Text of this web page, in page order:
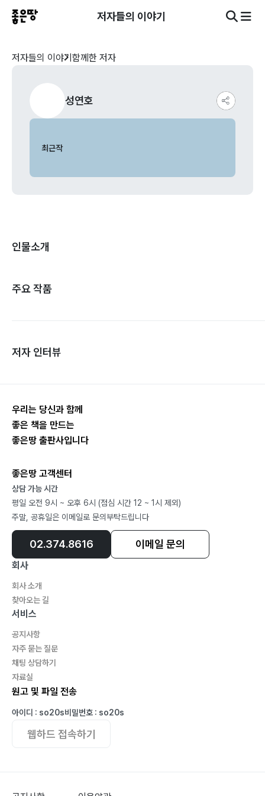
저자들의 이야기
저자들의 이야기 함께한 저자
성연호
최근작
인물소개
주요 작품
저자 인터뷰
우리는 당신과 함께
좋은 책을 만드는
좋은땅 출판사입니다
좋은땅 고객센터
상담 가능 시간
평일 오전 9시 ~ 오후 6시 (점심 시간 12 ~ 1시 제외)
주말, 공휴일은 이메일로 문의부탁드립니다
02.374.8616 이메일 문의
회사
회사 소개
찾아오는 길
서비스
공지사항
자주 묻는 질문
채팅 상담하기
자료실
원고 및 파일 전송
아이디 : so20s비밀번호 : so20s
웹하드 접속하기